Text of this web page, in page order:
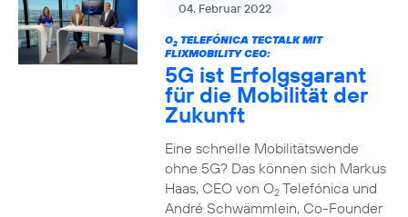
04. Februar 2022
O2TELEFÓNICA TECTALK MIT
FLIXMOBILITY CEO:
5G ist Erfolgsgarant
für die Mobilität der
Zukunft
Eine schnelle Mobilitätswende
ohne 5G? Das können sich Markus
Haas, CEO von O2Telefónica und
André Schwämmlein, Co-Founder